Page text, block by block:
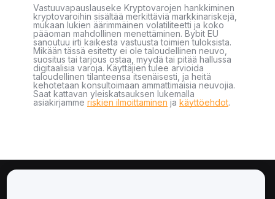
Vastuuvapauslauseke Kryptovarojen hankkiminen
kryptovaroihin sisältää merkittäviä markkinariskejä,
mukaan lukien äärimmäinen volatiliteetti ja koko
pääoman mahdollinen menettäminen. Bybit EU
sanoutuu irti kaikesta vastuusta toimien tuloksista.
Mikään tässä esitetty ei ole taloudellinen neuvo,
suositus tai tarjous ostaa, myydä tai pitää hallussa
digitaalisia varoja. Käyttäjien tulee arvioida
taloudellinen tilanteensa itsenäisesti, ja heitä
kehotetaan konsultoimaan ammattimaisia neuvojia.
Saat kattavan yleiskatsauksen lukemalla
asiakirjamme riskien ilmoittaminen ja käyttöehdot.